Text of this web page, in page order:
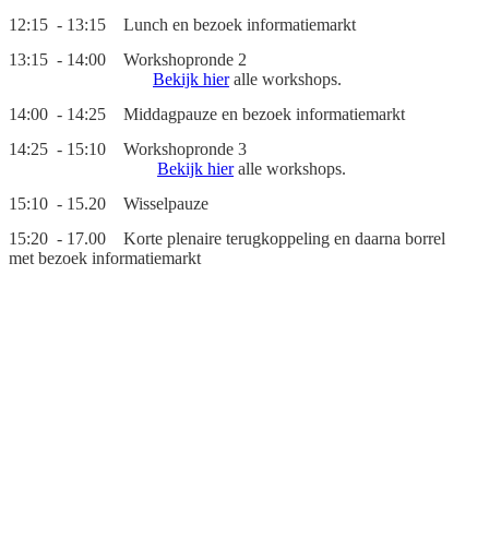
12:15 - 13:15 Lunch en bezoek informatiemarkt
13:15 - 14:00 Workshopronde 2
Bekijk hieralle workshops.
14:00 - 14:25 Middagpauze en bezoek informatiemarkt
14:25 - 15:10 Workshopronde 3
Bekijk hieralle workshops.
15:10 - 15.20 Wisselpauze
15:20 - 17.00 Korte plenaire terugkoppeling en daarna borrel
met bezoek informatiemarkt